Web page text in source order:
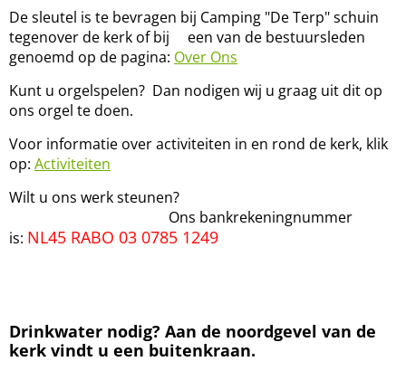
De sleutel is te bevragen bij Camping "De Terp" schuin
tegenover de kerk of bij een van de bestuursleden
genoemd op de pagina: Over Ons
Kunt u orgelspelen? Dan nodigen wij u graag uit dit op
ons orgel te doen.
Voor informatie over activiteiten in en rond de kerk, klik
op: Activiteiten
Wilt u ons werk steunen?
Ons bankrekeningnummer
is: NL45 RABO 03 0785 1249
Drinkwater nodig? Aan de noordgevel van de
kerk vindt u een buitenkraan.